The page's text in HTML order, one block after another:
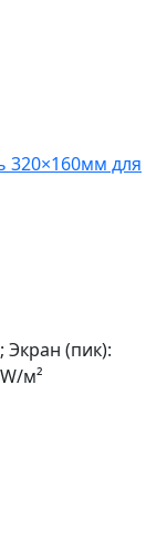
320×160мм для
(пик):
м²